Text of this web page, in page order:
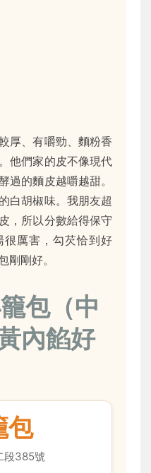
厚、有嚼勁、麵粉香
他們家的皮不像現代
過的麵皮越嚼越甜。
白胡椒味。我朋友超
，所以分數給得保守
很厲害，勾芡恰到好
剛剛好。
包（中
內餡好
包
段385號